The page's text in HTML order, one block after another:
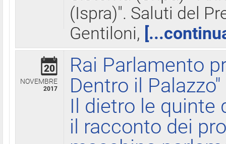
(Ispra)". Saluti del
Gentiloni,
20
NOVEMBRE
2017
Rai Parlamento
Dentro il Palazzo"
Il dietro le quinte
il racconto dei